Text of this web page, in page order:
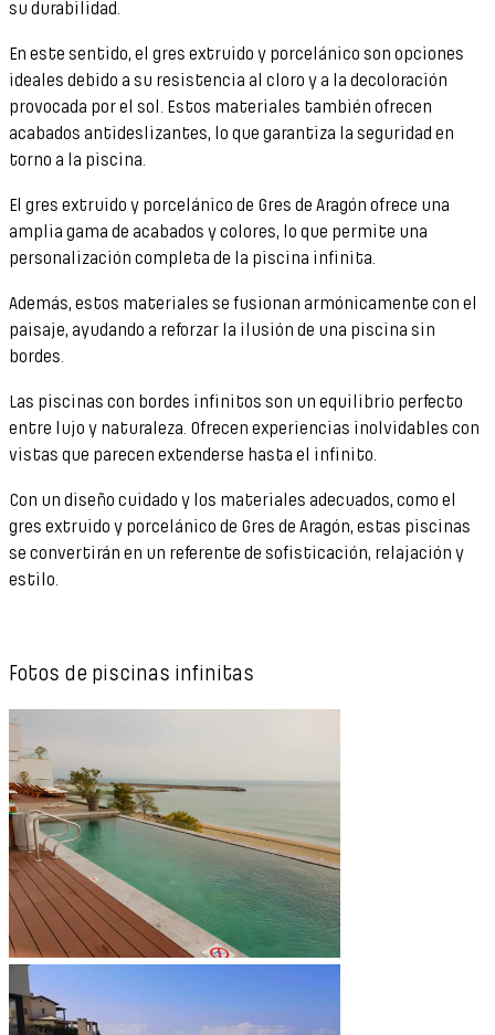
su durabilidad.
En este sentido, el gres extruido y porcelánico son opciones
ideales debido a su resistencia al cloro y a la decoloración
provocada por el sol. Estos materiales también ofrecen
acabados antideslizantes, lo que garantiza la seguridad en
torno a la piscina.
El gres extruido y porcelánico de Gres de Aragón ofrece una
amplia gama de acabados y colores, lo que permite una
personalización completa de la piscina infinita.
Además, estos materiales se fusionan armónicamente con el
paisaje, ayudando a reforzar la ilusión de una piscina sin
bordes.
Las piscinas con bordes infinitos son un equilibrio perfecto
entre lujo y naturaleza. Ofrecen experiencias inolvidables con
vistas que parecen extenderse hasta el infinito.
Con un diseño cuidado y los materiales adecuados, como el
gres extruido y porcelánico de Gres de Aragón, estas piscinas
se convertirán en un referente de sofisticación, relajación y
estilo.
Fotos de piscinas infinitas